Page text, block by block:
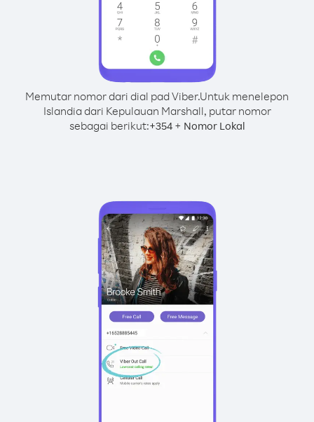
Memutar nomor dari dial pad Viber.Untuk menelepon
Islandia dari Kepulauan Marshall, putar nomor
sebagai berikut:+354+ Nomor Lokal